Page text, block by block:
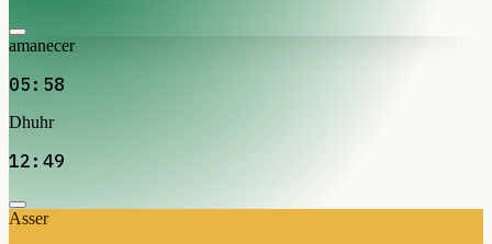
amanecer
05:58
Dhuhr
12:49
Asser